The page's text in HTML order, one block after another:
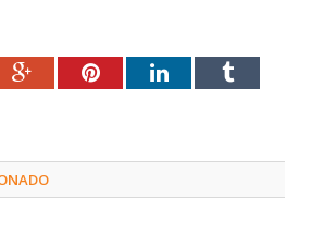
Google+PinterestLinkedInTumblr